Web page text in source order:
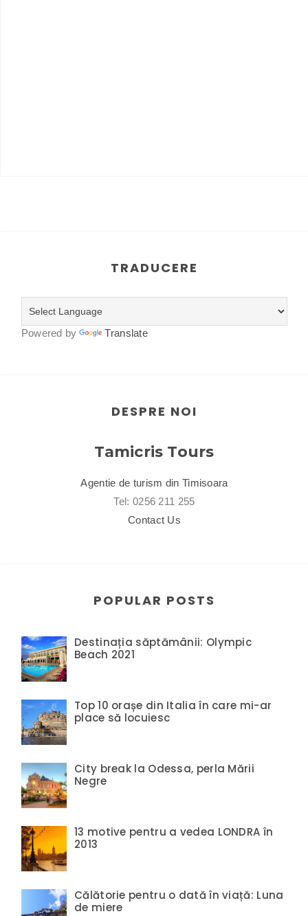
TRADUCERE
Powered by Translate
DESPRE NOI
Tamicris Tours
Agentie de turism din Timisoara
Tel: 0256 211 255
Contact Us
POPULAR POSTS
Destinația săptămânii: Olympic
Beach 2021
Top 10 orașe din Italia în care mi-ar
place să locuiesc
City break la Odessa, perla Mării
Negre
13 motive pentru a vedea LONDRA în
2013
Călătorie pentru o dată în viață: Luna
de miere